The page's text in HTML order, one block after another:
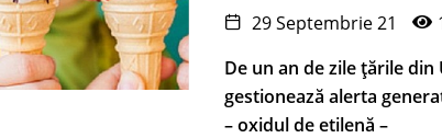
29 Septembrie 21
De un an de zile țările
gestionează alerta
– oxidul de etilenă –